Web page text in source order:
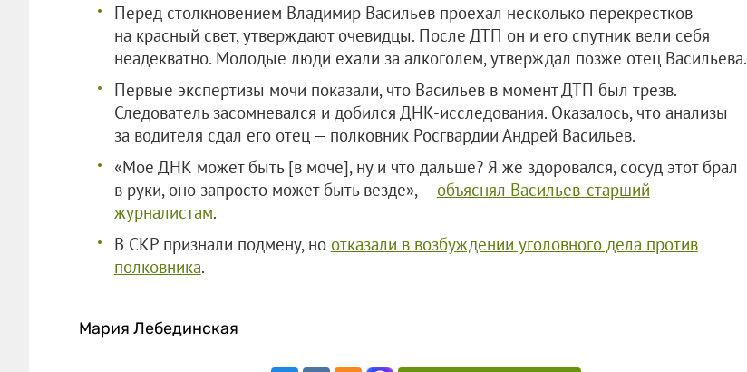
Перед столкновением Владимир Васильев проехал несколько перекрестков
на красный свет, утверждают очевидцы. После ДТП он и его спутник вели себя
неадекватно. Молодые люди ехали за алкоголем, утверждал позже отец Васильева.
Первые экспертизы мочи показали, что Васильев в момент ДТП был трезв.
Следователь засомневался и добился ДНК-исследования. Оказалось, что анализы
за водителя сдал его отец — полковник Росгвардии Андрей Васильев.
«Мое ДНК может быть [в моче], ну и что дальше? Я же здоровался, сосуд этот брал
в руки, оно запросто может быть везде», — объяснял Васильев-старший
журналистам.
В СКР признали подмену, но отказали в возбуждении уголовного дела против
полковника.
Мария Лебединская